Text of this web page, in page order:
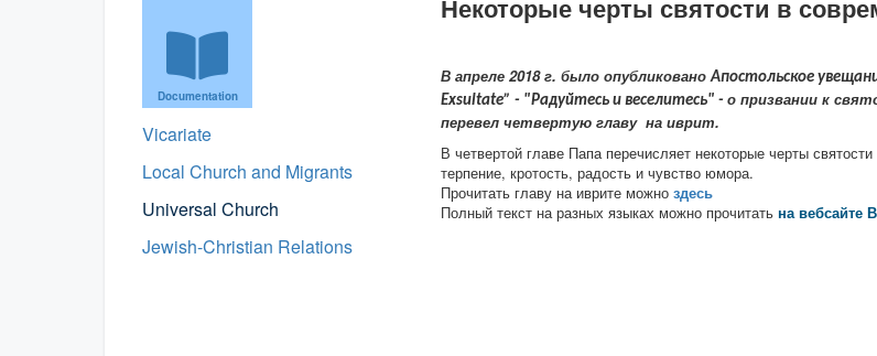
Documentation
Vicariate
Local Church and Migrants
Universal Church
Jewish-Christian Relations
Некоторые черты святости в
В апреле 2018 г. было опубликованоАпостольское
Exsultate” - "Радуйтесь и веселитесь" - о призвании к
перевел четвертую главу на иврит.
В четвертой главе Папа перечисляет некоторые черты
терпение, кротость, радость и чувство юмора.
Прочитать главу на иврите можно здесь
Полный текст на разных языках можно прочитать на вебсайте